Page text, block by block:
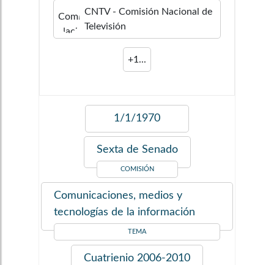
CNTV - Comisión Nacional de
Televisión
+1 ...
1/1/1970
Sexta de Senado
COMISIÓN
Comunicaciones, medios y
tecnologías de la información
TEMA
Cuatrienio 2006-2010